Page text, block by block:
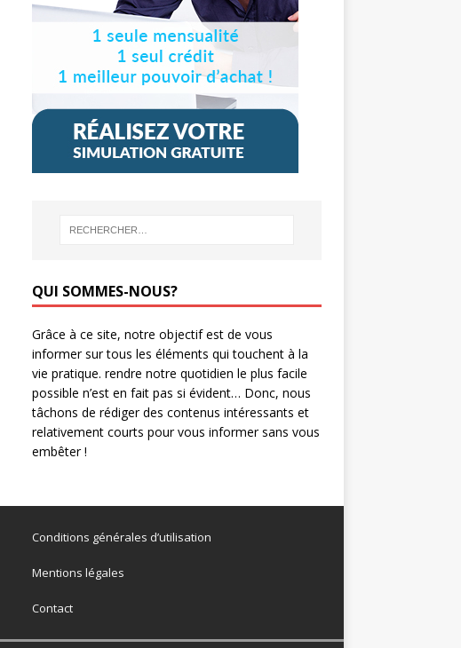
QUI SOMMES-NOUS?
Grâce à ce site, notre objectif est de vous
informer sur tous les éléments qui touchent à la
vie pratique. rendre notre quotidien le plus facile
possible n’est en fait pas si évident… Donc, nous
tâchons de rédiger des contenus intéressants et
relativement courts pour vous informer sans vous
embêter !
Conditions générales d’utilisation
Mentions légales
Contact